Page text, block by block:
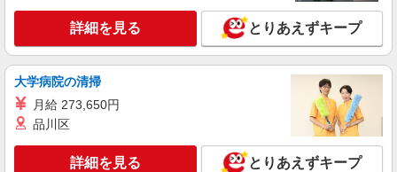
株式会社トラストグロース 新宿本社 第1営業部
特別養護老人ホームでの看護師
時給：1800円〜2000円 ※資格や経験などによ
る
キープ 詳細を見る
詳細を見る とりあえずキープ
大学病院の清掃
月給 273,650円
品川区
詳細を見る とりあえずキープ